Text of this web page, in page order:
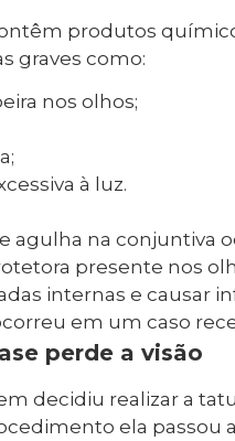
produtos
graves como:
nos olhos;
à luz.
agulha na conjuntiva
presente nos
internas e causar
em um caso
perde a visão
decidiu realizar a
ela passou